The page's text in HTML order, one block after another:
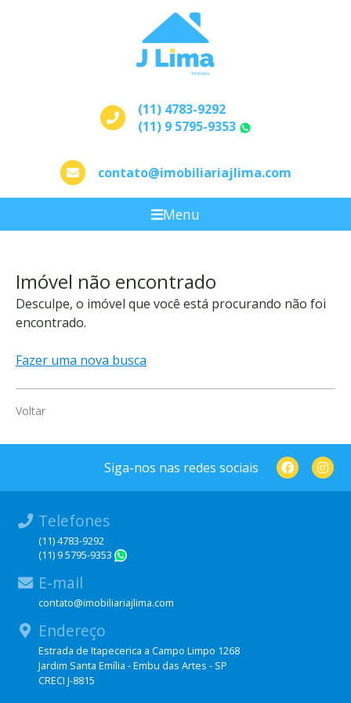
(11) 4783-9292
(11) 9 5795-9353
contato@imobiliariajlima.com
Menu
Imóvel não encontrado
Desculpe, o imóvel que você está procurando não foi
encontrado.
Fazer uma nova busca
Voltar
Siga-nos nas redes sociais
Telefones
(11) 4783-9292
(11) 9 5795-9353
E-mail
contato@imobiliariajlima.com
Endereço
Estrada de Itapecerica a Campo Limpo 1268
Jardim Santa Emília - Embu das Artes - SP
CRECI J-8815